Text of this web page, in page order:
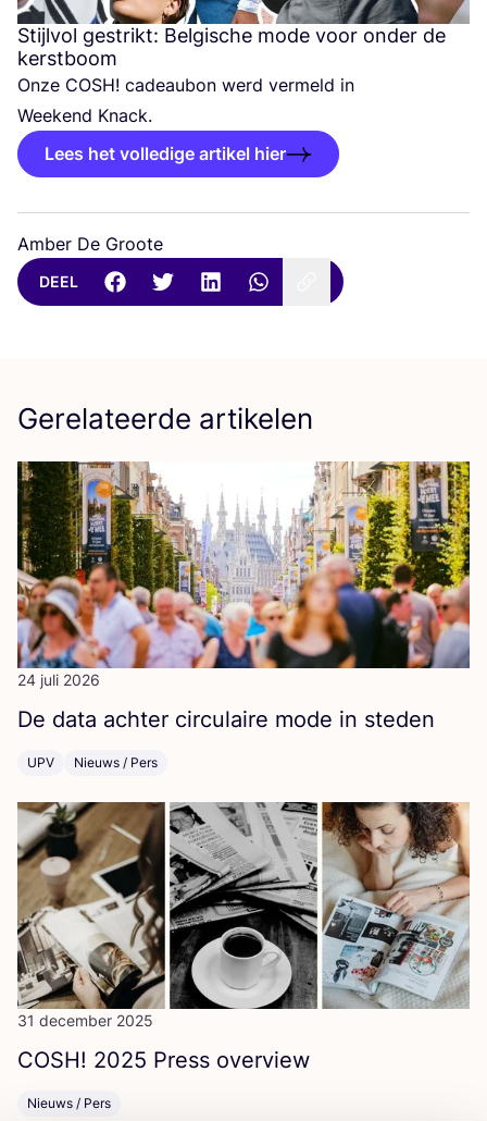
Stijlvol gestrikt: Belgische mode voor onder de
kerstboom
Onze COSH! cadeau­bon werd ver­meld in
Week­end Knack.
Lees het volledige artikel hier
Amber De Groote
DEEL
Gerelateerde artikelen
24 juli 2026
De data ach­ter cir­cu­lai­re mode in steden
UPV Nieuws / Pers
31 december 2025
COSH! 2025 Press overview
Nieuws / Pers